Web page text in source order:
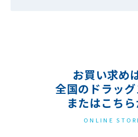
お買い求め
全国のドラッ
またはこち
ONLINE